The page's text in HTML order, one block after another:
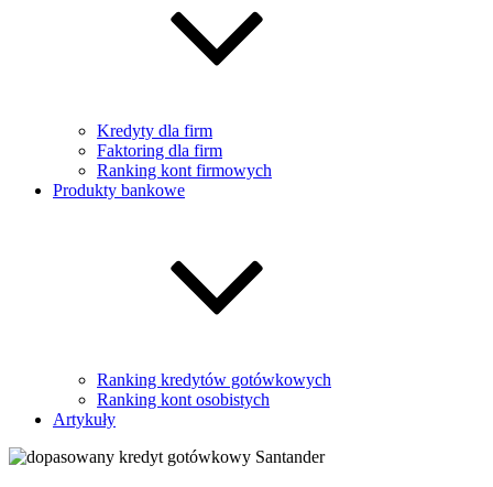
Kredyty dla firm
Faktoring dla firm
Ranking kont firmowych
Produkty bankowe
Ranking kredytów gotówkowych
Ranking kont osobistych
Artykuły